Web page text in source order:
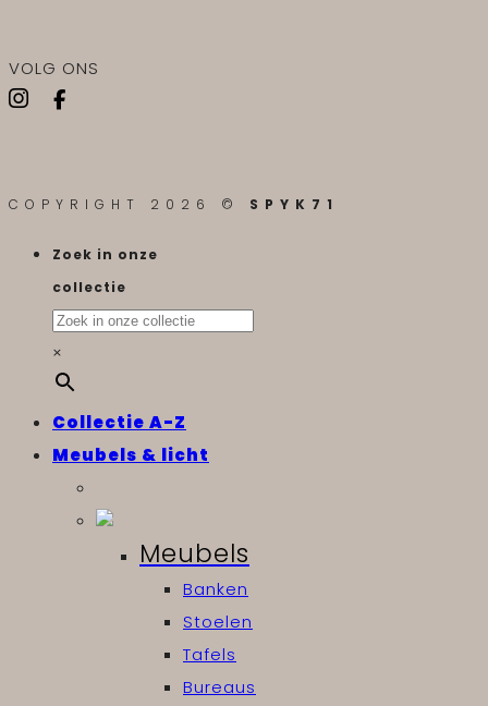
VOLG ONS
COPYRIGHT 2026 © SPYK71
Zoek in onze
collectie
×
Collectie A-Z
Meubels & licht
Meubels
Banken
Stoelen
Tafels
Bureaus